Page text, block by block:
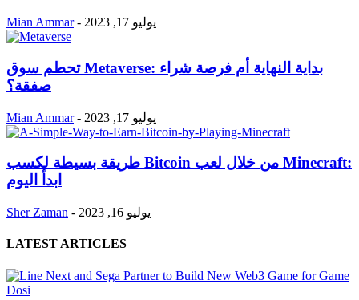
Mian Ammar - يوليو 17, 2023
تحطم سوق Metaverse: بداية النهاية أم فرصة شراء
صفقة؟
Mian Ammar - يوليو 17, 2023
طريقة بسيطة لكسب Bitcoin من خلال لعب Minecraft:
ابدأ اليوم
Sher Zaman - يوليو 16, 2023
LATEST ARTICLES